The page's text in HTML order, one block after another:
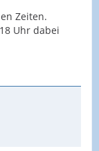
Zeiten.
Uhr dabei